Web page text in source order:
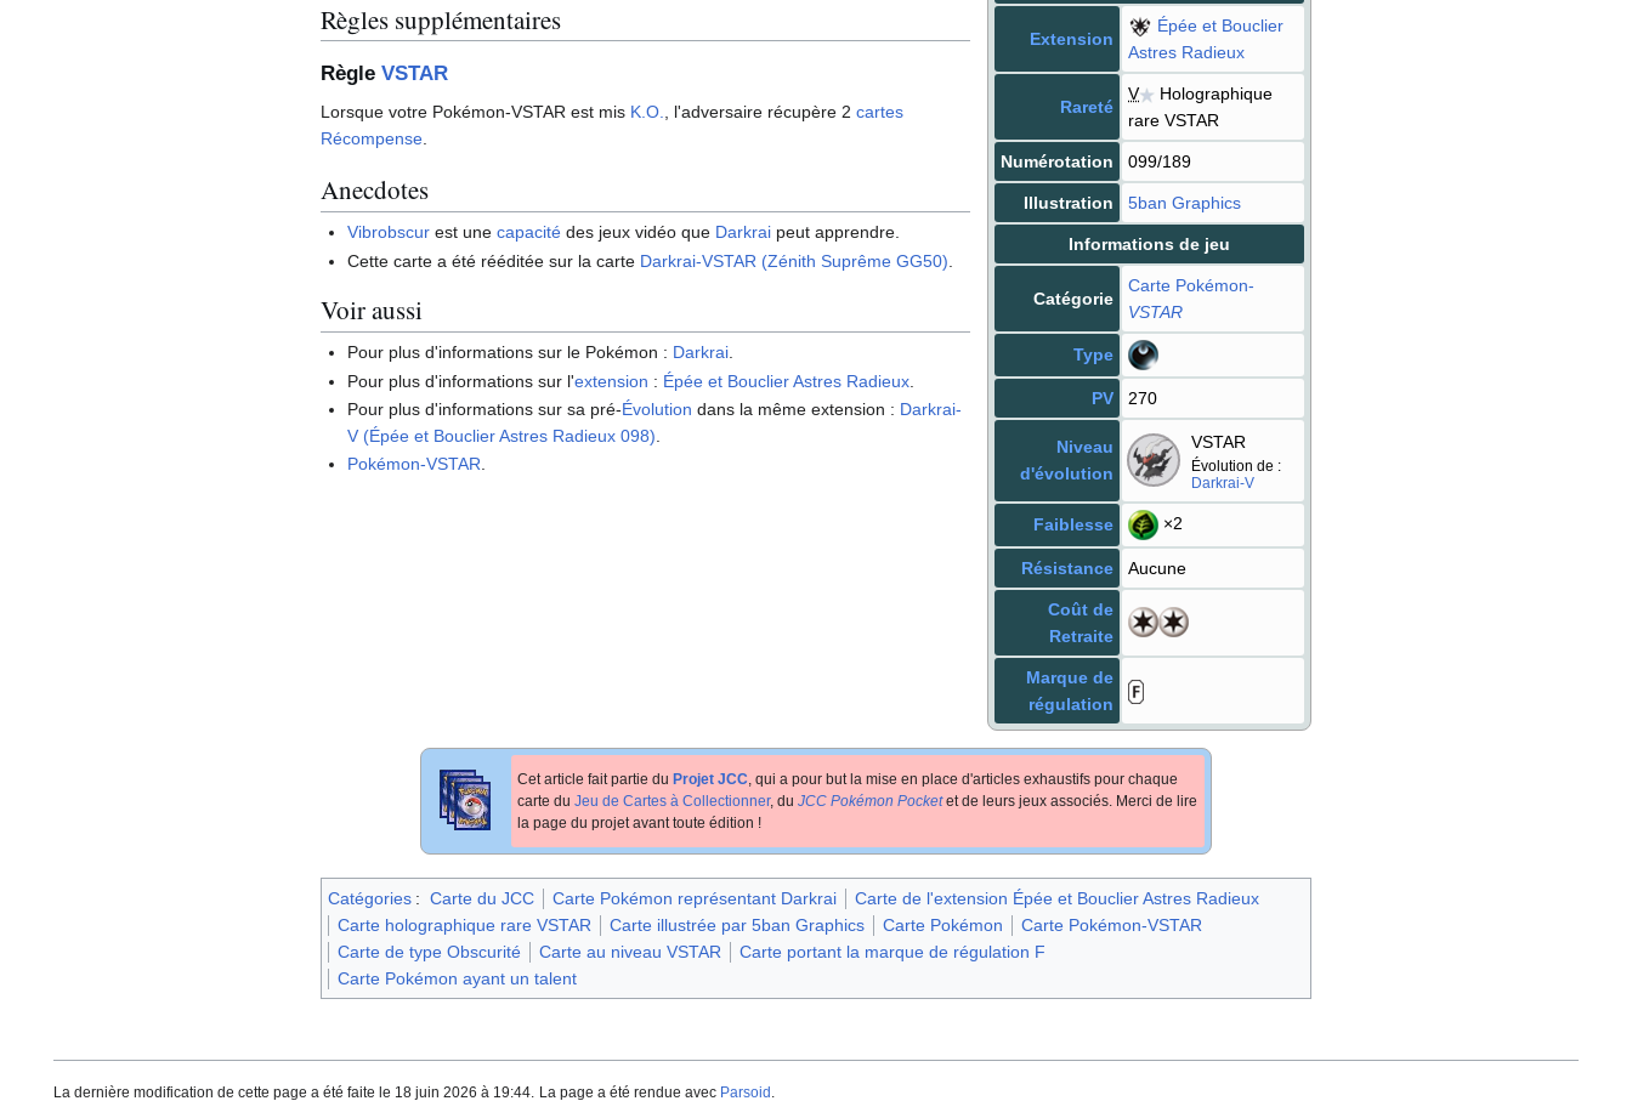
Extension
Épée et Bouclier
Astres Radieux
Rareté
V
Holographique
rare VSTAR
Numérotation 099/189
Illustration 5ban Graphics
Informations de jeu
Catégorie
Carte Pokémon-
VSTAR
Type
PV 270
Niveau
d'évolution
VSTAR
Évolution de :
Darkrai-V
Faiblesse ×2
Résistance Aucune
Coût de
Retraite
Marque de
régulation
Règles supplémentaires
Règle VSTAR
Lorsque votre Pokémon-VSTAR est mis K.O. , l'adversaire récupère 2 cartes
Récompense
Anecdotes
Vibrobscur est unecapacité des jeux vidéo que Darkrai peut apprendre.
Cette carte a été rééditée sur la carte Darkrai-VSTAR (Zénith Suprême GG50)
Voir aussi
Pour plus d'informations sur le Pokémon : Darkrai.
Pour plus d'informations sur l'extension : Épée et Bouclier Astres Radieux
Pour plus d'informations sur sa pré-Évolution dans la même extension : Darkrai-
V (Épée et Bouclier Astres Radieux 098)
Pokémon-VSTAR.
Cet article fait partie du Projet JCC, qui a pour but la mise en place d'articles exhaustifs pour chaque
carte du Jeu de Cartes à Collectionner, du JCC Pokémon Pocketet de leurs jeux associés. Merci de lire
la page du projet avant toute édition !
Catégories : Carte du JCC Carte Pokémon représentant Darkrai
Carte de l'extension Épée et Bouclier Astres Radieux
Carte holographique rare VSTAR
Carte illustrée par 5ban Graphics Carte Pokémon
Carte Pokémon-VSTAR
Carte de type Obscurité
Carte au niveau VSTAR
Carte portant la marque de régulation F
Carte Pokémon ayant un talent
La dernière modification de cette page a été faite le 18 juin 2026 à 19:44. La page a été rendue avec Parsoid .